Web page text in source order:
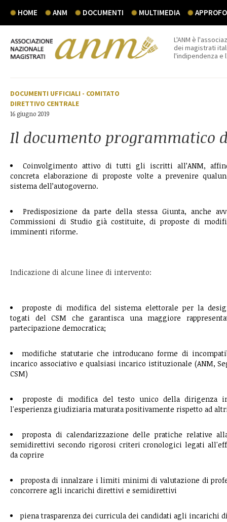
HOME ANM DOCUMENTI MULTIMEDIA
L'ANM è
dei magistrati
l'indipendenza e
DOCUMENTI UFFICIALI - COMITATO
DIRETTIVO CENTRALE
16 giugno 2019
Il documento programmatico
Coinvolgimento attivo di tutti gli iscritti all’ANM,
concreta elaborazione di proposte volte a prevenire
sistema dell’autogoverno.
Predisposizione da parte della stessa Giunta, anche
Commissioni di Studio già costituite, di proposte di
imminenti riforme.
Indicazione di alcune linee di intervento:
proposte di modifica del sistema elettorale per la
togati del CSM che garantisca una maggiore
partecipazione democratica;
modifiche statutarie che introducano forme di
incarico associativo e qualsiasi incarico istituzionale (ANM,
CSM)
proposte di modifica del testo unico della dirigenza
l'esperienza giudiziaria maturata positivamente rispetto ad
proposta di calendarizzazione delle pratiche relative
semidirettivi secondo rigorosi criteri cronologici legati
da coprire
proposta di innalzare i limiti minimi di valutazione di
concorrere agli incarichi direttivi e semidirettivi
piena trasparenza dei curricula dei candidati agli incarichi